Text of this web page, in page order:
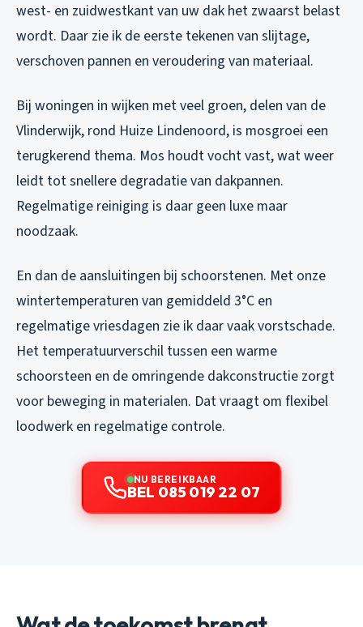
west- en zuidwestkant van uw dak het zwaarst belast
wordt. Daar zie ik de eerste tekenen van slijtage,
verschoven pannen en veroudering van materiaal.
Bij woningen in wijken met veel groen, delen van de
Vlinderwijk, rond Huize Lindenoord, is mosgroei een
terugkerend thema. Mos houdt vocht vast, wat weer
leidt tot snellere degradatie van dakpannen.
Regelmatige reiniging is daar geen luxe maar
noodzaak.
En dan de aansluitingen bij schoorstenen. Met onze
wintertemperaturen van gemiddeld 3°C en
regelmatige vriesdagen zie ik daar vaak vorstschade.
Het temperatuurverschil tussen een warme
schoorsteen en de omringende dakconstructie zorgt
voor beweging in materialen. Dat vraagt om flexibel
loodwerk en regelmatige controle.
NU BEREIKBAAR
BEL 085 019 22 07